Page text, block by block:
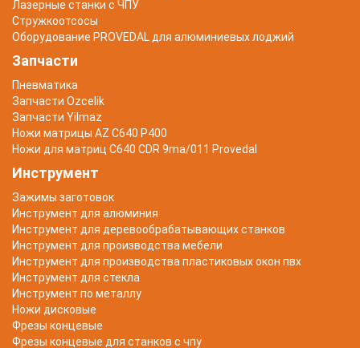
Лазерные станки с ЧПУ
Стружкоотсосы
Оборудование PROVEDAL для алюминиевых лоджий
Запчасти
Пневматика
Запчасти Ozcelik
Запчасти Yilmaz
Ножи матрицы AZ C640 P400
Ножи для матриц C640 CDR 9ma/011 Provedal
Инструмент
Зажимы заготовок
Инструмент для алюминия
Инструмент для деревообрабатывающих станков
Инструмент для производства мебели
Инструмент для производства пластиковых окон пвх
Инструмент для стекла
Инструмент по металлу
Ножи дисковые
Фрезы концевые
Фрезы концевые для станков с чпу